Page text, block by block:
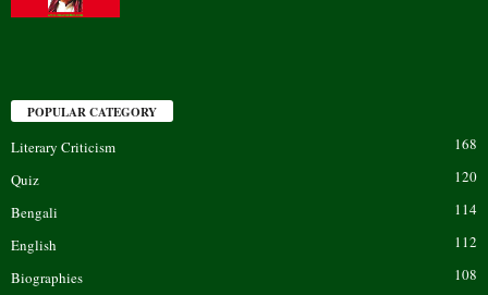
POPULAR CATEGORY
Literary Criticism
168
Quiz
120
Bengali
114
English
112
Biographies
108